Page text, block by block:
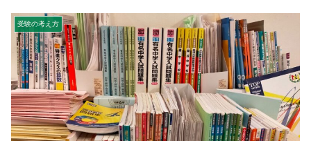
受験の考え方